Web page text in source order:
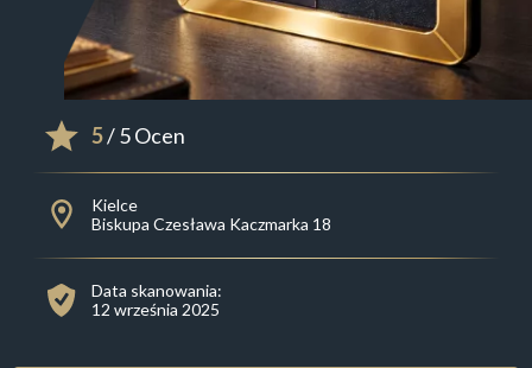
5/ 5 Ocen
Kielce
Biskupa Czesława Kaczmarka 18
Data skanowania:
12 września 2025